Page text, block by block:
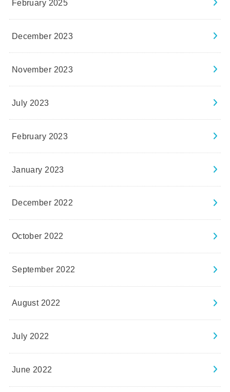
February 2025
December 2023
November 2023
July 2023
February 2023
January 2023
December 2022
October 2022
September 2022
August 2022
July 2022
June 2022